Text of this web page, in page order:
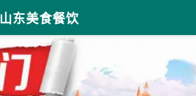
山东美食餐饮